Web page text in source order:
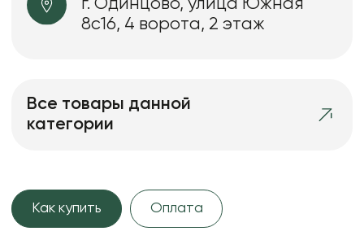
г. Одинцово, улица Южная
8с16, 4 ворота, 2 этаж
Все товары данной
категории
Как купить Оплата